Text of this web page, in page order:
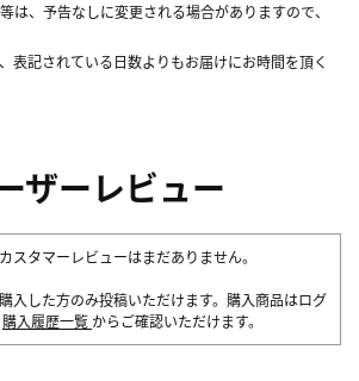
は、予告なしに変更される場合がありますので、
表記されている日数よりもお届けにお時間を頂く
ザーレビュー
スタマーレビューはまだありません。
入した方のみ投稿いただけます。購入商品はログ
購入履歴一覧 からご確認いただけます。